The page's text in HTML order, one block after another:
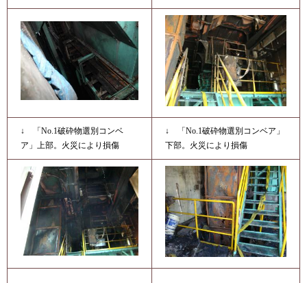
↓ 「No.1破砕物選別コンベ
ア」上部。火災により損傷
↓ 「No.1破砕物選別コンベア」
下部。火災により損傷